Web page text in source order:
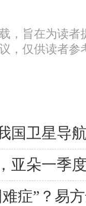
，旨在为读者
，仅供读者参
国卫星导
亚朵一季
症”？易